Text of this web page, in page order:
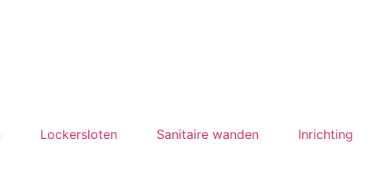
Lockersloten Sanitaire wanden Inrichting